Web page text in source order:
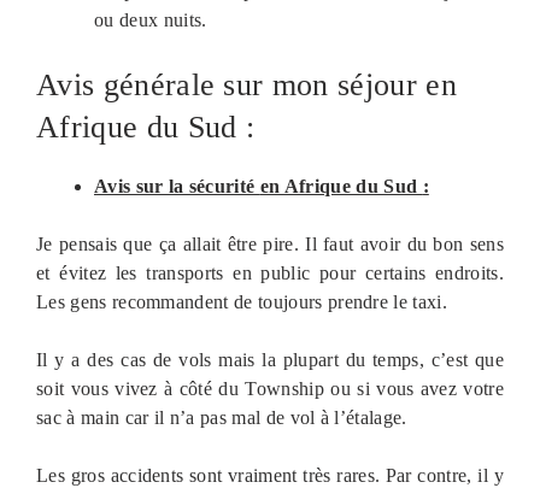
ou deux nuits.
Avis générale sur mon séjour en
Afrique du Sud :
Avis sur la sécurité en Afrique du Sud :
Je pensais que ça allait être pire. Il faut avoir du bon sens
et évitez les transports en public pour certains endroits.
Les gens recommandent de toujours prendre le taxi.
Il y a des cas de vols mais la plupart du temps, c’est que
soit vous vivez à côté du Township ou si vous avez votre
sac à main car il n’a pas mal de vol à l’étalage.
Les gros accidents sont vraiment très rares. Par contre, il y